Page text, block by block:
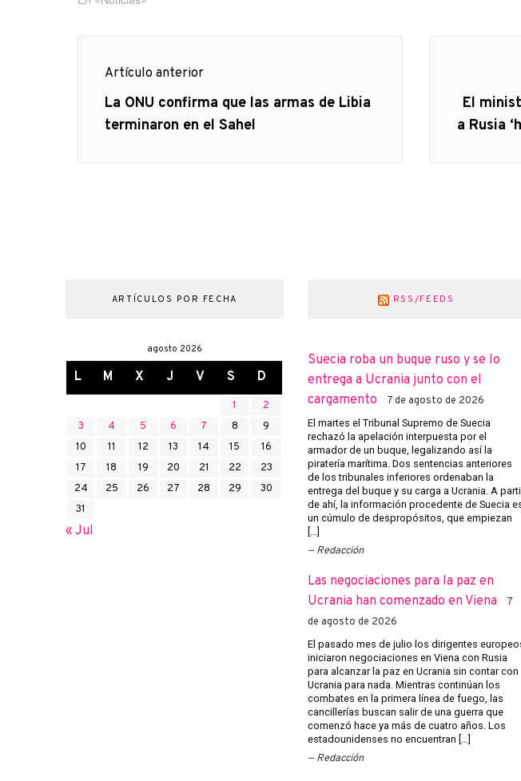
Navegación
de
Artículo anterior
Artículo
anterior
La ONU confirma que las armas de Libia
terminaron en el Sahel
Artículo
El
a Rusia
ARTÍCULOS POR FECHA
agosto 2026
L M X J V S D
1
2
3
4 5 6 7 8
9
10
11 12 13 14 15
16
17
18 19 20 21 22
23
24
25 26 27 28 29
30
31
« Jul
RSS/FEEDS
Suecia roba un buque ruso y se lo
entrega a Ucrania junto con el
cargamento
7 de agosto de 2026
El martes el Tribunal Supremo de Suecia
rechazó la apelación interpuesta por el
armador de un buque, legalizando así la
piratería marítima. Dos sentencias anteriores
de los tribunales inferiores ordenaban la
entrega del buque y su carga a Ucrania. A
de ahí, la información procedente de Suecia
un cúmulo de despropósitos, que empiezan
Redacción
Las negociaciones para la paz en
Ucrania han comenzado en Viena
7
de agosto de 2026
El pasado mes de julio los dirigentes
iniciaron negociaciones en Viena con Rusia
para alcanzar la paz en Ucrania sin contar con
Ucrania para nada. Mientras continúan los
combates en la primera línea de fuego, las
cancillerías buscan salir de una guerra que
comenzó hace ya más de cuatro años. Los
estadounidenses no encuentran […]
Redacción